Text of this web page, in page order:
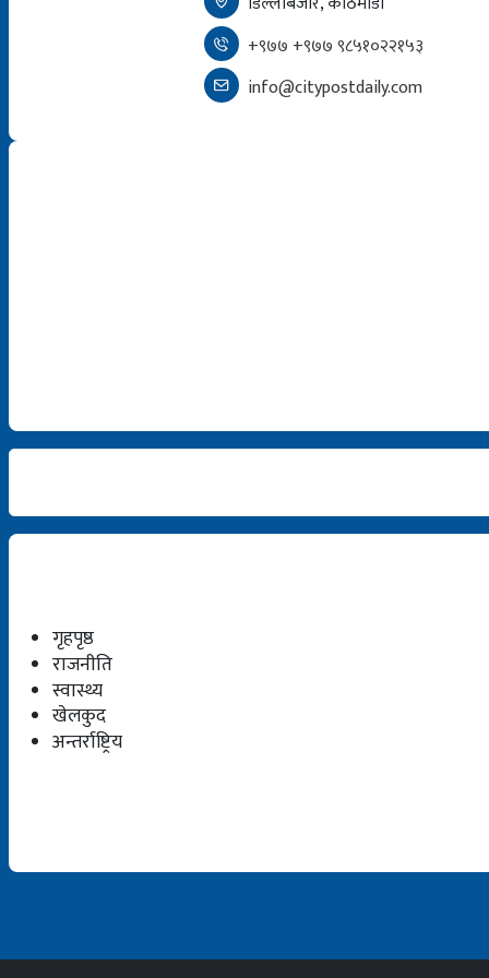
+९७७ +९७७ ९८५१०२२१५३
info@citypostdaily.com
गृहपृष्ठ
राजनीति
स्वास्थ्य
खेलकुद
अन्तर्राष्ट्रिय